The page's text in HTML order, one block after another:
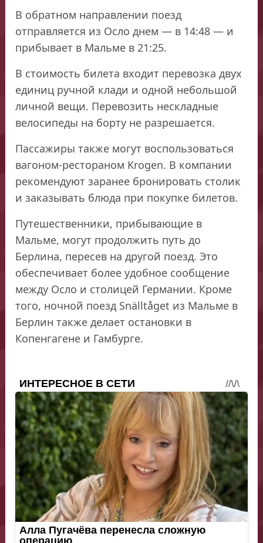
В обратном направлении поезд
отправляется из Осло днем — в 14:48 — и
прибывает в Мальме в 21:25.
В стоимость билета входит перевозка двух
единиц ручной клади и одной небольшой
личной вещи. Перевозить нескладные
велосипеды на борту не разрешается.
Пассажиры также могут воспользоваться
вагоном-рестораном Krogen. В компании
рекомендуют заранее бронировать столик
и заказывать блюда при покупке билетов.
Путешественники, прибывающие в
Мальме, могут продолжить путь до
Берлина, пересев на другой поезд. Это
обеспечивает более удобное сообщение
между Осло и столицей Германии. Кроме
того, ночной поезд Snälltåget из Мальме в
Берлин также делает остановки в
Копенгагене и Гамбурге.